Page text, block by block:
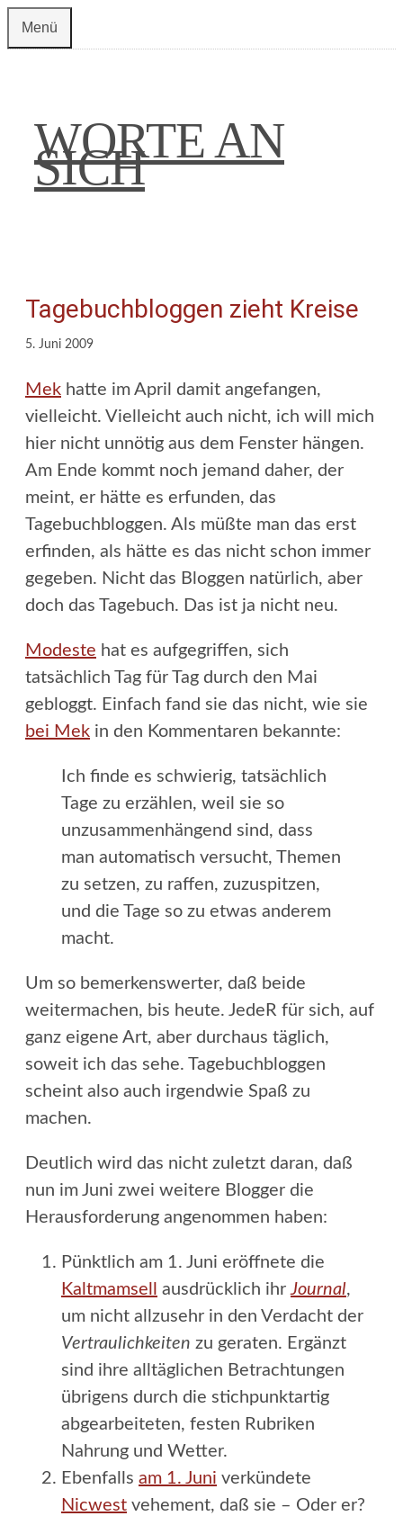
Zum
Inhalt
Menü
WORTE AN
SICH
Tagebuchbloggen zieht Kreise
5. Juni 2009
Mek hatte im April damit angefangen,
vielleicht. Vielleicht auch nicht, ich will mich
hier nicht unnötig aus dem Fenster hängen.
Am Ende kommt noch jemand daher, der
meint, er hätte es erfunden, das
Tagebuchbloggen. Als müßte man das erst
erfinden, als hätte es das nicht schon immer
gegeben. Nicht das Bloggen natürlich, aber
doch das Tagebuch. Das ist ja nicht neu.
Modeste hat es aufgegriffen, sich
tatsächlich Tag für Tag durch den Mai
gebloggt. Einfach fand sie das nicht, wie sie
bei Mek in den Kommentaren bekannte:
Ich finde es schwierig, tatsächlich
Tage zu erzählen, weil sie so
unzusammenhängend sind, dass
man automatisch versucht, Themen
zu setzen, zu raffen, zuzuspitzen,
und die Tage so zu etwas anderem
macht.
Um so bemerkenswerter, daß beide
weitermachen, bis heute. JedeR für sich, auf
ganz eigene Art, aber durchaus täglich,
soweit ich das sehe. Tagebuchbloggen
scheint also auch irgendwie Spaß zu
machen.
Deutlich wird das nicht zuletzt daran, daß
nun im Juni zwei weitere Blogger die
Herausforderung angenommen haben:
Pünktlich am 1. Juni eröffnete die
Kaltmamsell
ausdrücklich ihrJournal,
um nicht allzusehr in den Verdacht der
Vertraulichkeiten zu geraten. Ergänzt
sind ihre alltäglichen Betrachtungen
übrigens durch die stichpunktartig
abgearbeiteten, festen Rubriken
Nahrung und Wetter.
Ebenfalls am 1. Juni verkündete
Nicwest vehement, daß sie – Oder er?